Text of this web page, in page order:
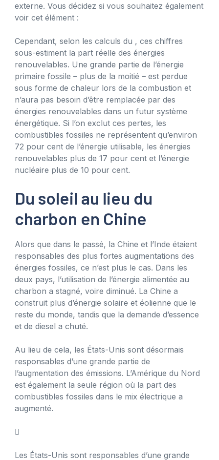
externe. Vous décidez si vous souhaitez également
voir cet élément :
Cependant, selon les calculs du , ces chiffres
sous-estiment la part réelle des énergies
renouvelables. Une grande partie de l’énergie
primaire fossile – plus de la moitié – est perdue
sous forme de chaleur lors de la combustion et
n’aura pas besoin d’être remplacée par des
énergies renouvelables dans un futur système
énergétique. Si l’on exclut ces pertes, les
combustibles fossiles ne représentent qu’environ
72 pour cent de l’énergie utilisable, les énergies
renouvelables plus de 17 pour cent et l’énergie
nucléaire plus de 10 pour cent.
Du soleil au lieu du
charbon en Chine
Alors que dans le passé, la Chine et l’Inde étaient
responsables des plus fortes augmentations des
énergies fossiles, ce n’est plus le cas. Dans les
deux pays, l’utilisation de l’énergie alimentée au
charbon a stagné, voire diminué. La Chine a
construit plus d’énergie solaire et éolienne que le
reste du monde, tandis que la demande d’essence
et de diesel a chuté.
Au lieu de cela, les États-Unis sont désormais
responsables d’une grande partie de
l’augmentation des émissions. L’Amérique du Nord
est également la seule région où la part des
combustibles fossiles dans le mix électrique a
augmenté.

Les États-Unis sont responsables d’une grande